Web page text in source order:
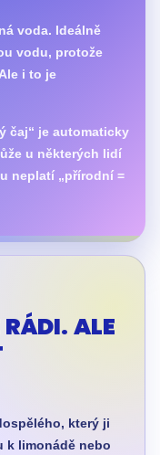
voda. Ideálně
vodu, protože
i to je
čaj“ je automaticky
u některých lidí
neplatí „přírodní =
ALE
který ji
k limonádě nebo